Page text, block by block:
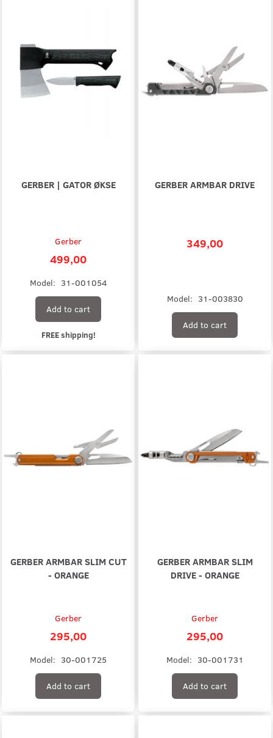
GERBER | GATOR ØKSE
Gerber
499,00
Model: 31-001054
Add to cart
FREE shipping!
GERBER ARMBAR DRIVE
349,00
Model: 31-003830
Add to cart
GERBER ARMBAR SLIM CUT
- ORANGE
Gerber
295,00
Model: 30-001725
Add to cart
GERBER ARMBAR SLIM
DRIVE - ORANGE
Gerber
295,00
Model: 30-001731
Add to cart